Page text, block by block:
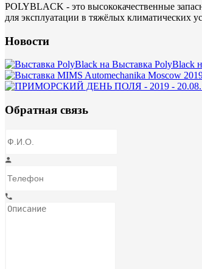
POLYBLACK - это высококачественные
для эксплуатации в тяжёлых климатических
Новости
Выставка PolyBlack
Обратная связь